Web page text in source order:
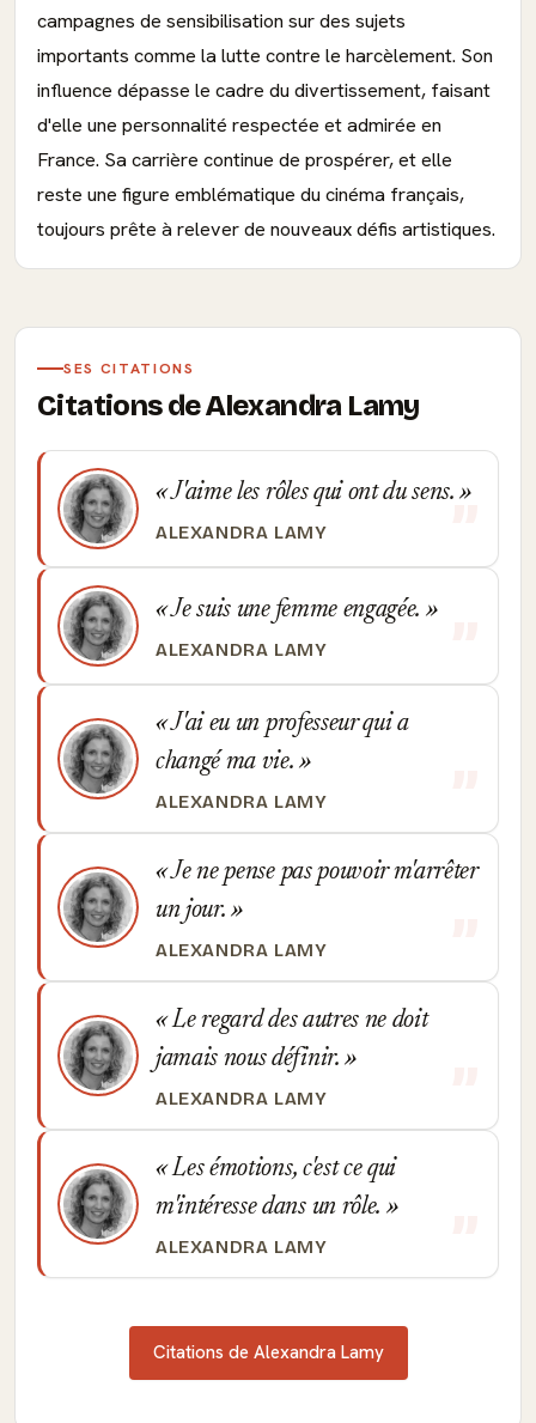
campagnes de sensibilisation sur des sujets
importants comme la lutte contre le harcèlement. Son
influence dépasse le cadre du divertissement, faisant
d'elle une personnalité respectée et admirée en
France. Sa carrière continue de prospérer, et elle
reste une figure emblématique du cinéma français,
toujours prête à relever de nouveaux défis artistiques.
SES CITATIONS
Citations de Alexandra Lamy
J'aime les rôles qui ont du sens.
ALEXANDRA LAMY
Je suis une femme engagée.
ALEXANDRA LAMY
J'ai eu un professeur qui a
changé ma vie.
ALEXANDRA LAMY
Je ne pense pas pouvoir m'arrêter
un jour.
ALEXANDRA LAMY
Le regard des autres ne doit
jamais nous définir.
ALEXANDRA LAMY
Les émotions, c'est ce qui
m'intéresse dans un rôle.
ALEXANDRA LAMY
Citations de Alexandra Lamy